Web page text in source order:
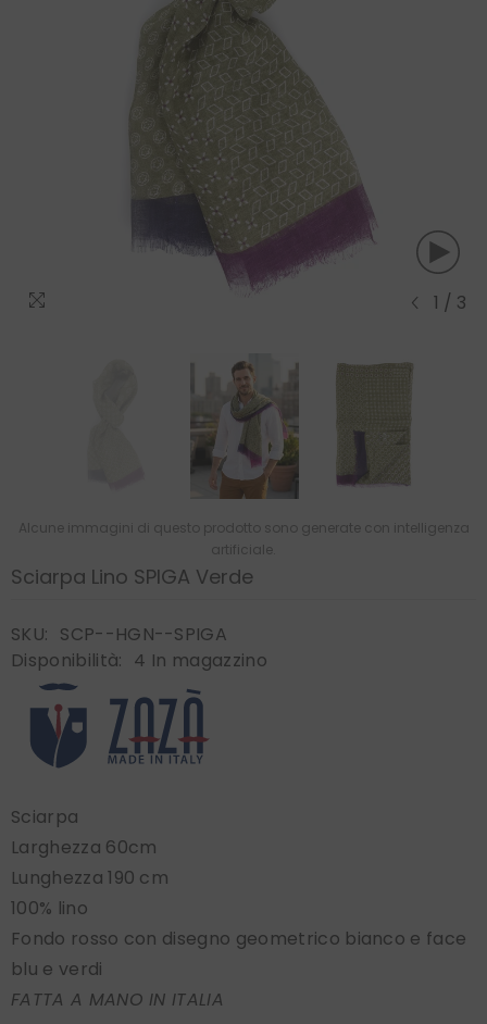
1 / 3
Alcune immagini di questo prodotto sono generate con intelligenza
artificiale.
Sciarpa Lino SPIGA Verde
SKU: SCP--HGN--SPIGA
Disponibilità: 4 In magazzino
Sciarpa
Larghezza 60cm
Lunghezza 190 cm
100% lino
Fondo rosso con disegno geometrico bianco e face
blu e verdi
FATTA A MANO IN ITALIA